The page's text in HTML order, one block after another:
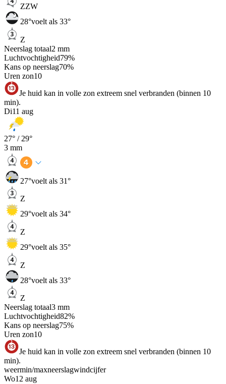
ZZW
28°voelt als 33°
Z
Neerslag totaal2 mm
Luchtvochtigheid79%
Kans op neerslag70%
Uren zon10
Je huid kan in volle zon extreem snel verbranden (binnen 10
min).
Di11 aug
27° / 29°
3 mm
27°voelt als 31°
Z
29°voelt als 34°
Z
29°voelt als 35°
Z
28°voelt als 33°
Z
Neerslag totaal3 mm
Luchtvochtigheid82%
Kans op neerslag75%
Uren zon10
Je huid kan in volle zon extreem snel verbranden (binnen 10
min).
weermin/maxneerslagwindcijfer
Wo12 aug